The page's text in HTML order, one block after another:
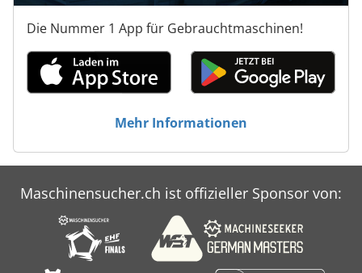
Die Nummer 1 App für Gebrauchtmaschinen!
Mehr Informationen
Maschinensucher.ch ist offizieller Sponsor von: